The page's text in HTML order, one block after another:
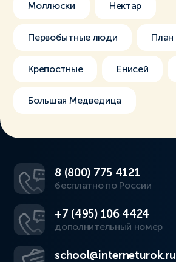
Моллюски Нектар
Первобытные люди План
Крепостные Енисей
Большая Медведица
8 (800) 775 4121
бесплатно по России
+7 (495) 106 4424
дополнительный номер
school@interneturok.ru